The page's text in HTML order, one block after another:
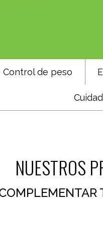
Control de peso
NUESTROS